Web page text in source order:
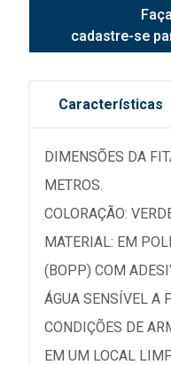
cadastre-se
Características
DIMENSÕES DA
METROS.
COLORAÇÃO:
MATERIAL: EM
(BOPP) COM
ÁGUA SENSÍVEL A
CONDIÇÕES DE
EM UM LOCAL